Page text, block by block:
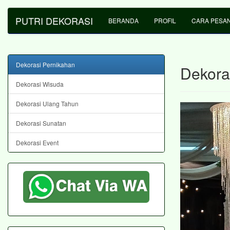
PUTRI DEKORASI BERANDA PROFIL CARA
Dekorasi Pernikahan
Dekorasi Wisuda
Dekorasi Ulang Tahun
Dekorasi Sunatan
Dekorasi Event